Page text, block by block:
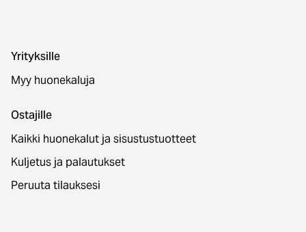
Yrityksille
Myy huonekaluja
Ostajille
Kaikki huonekalut ja sisustustuotteet
Kuljetus ja palautukset
Peruuta tilauksesi